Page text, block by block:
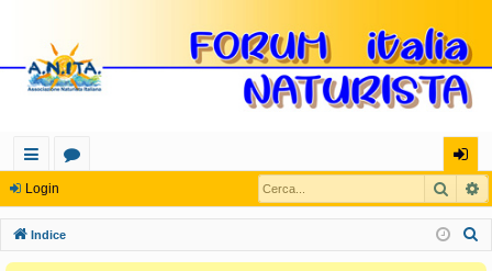
oll
eg
a
u
m
og
in
Login Cerca
Indice